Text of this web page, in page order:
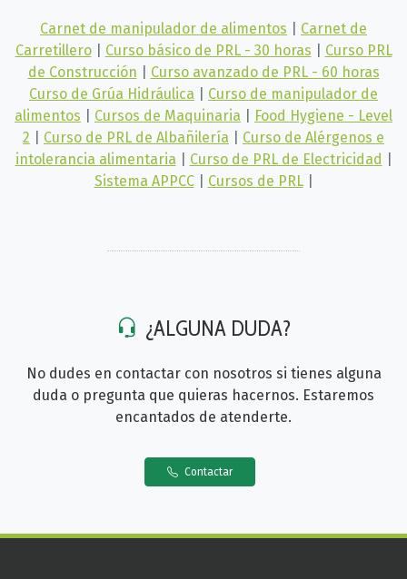
Carnet de manipulador de alimentos
Carnet de
Carretillero
Curso básico de PRL - 30 horas
Curso PRL
de Construcción
Curso avanzado de PRL - 60 horas
Curso de Grúa Hidráulica
Curso de manipulador de
alimentos
Cursos de Maquinaria
Food Hygiene - Level
2
Curso de PRL de Albañilería
Curso de Alérgenos e
intolerancia alimentaria
Curso de PRL de Electricidad
Sistema APPCC
Cursos de PRL
¿ALGUNA DUDA?
No dudes en contactar con nosotros si tienes alguna
duda o pregunta que quieras hacernos. Estaremos
encantados de atenderte.
Contactar